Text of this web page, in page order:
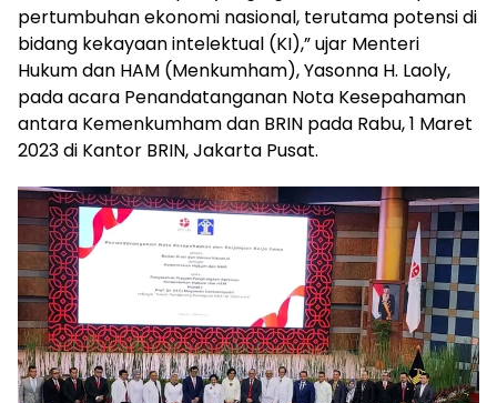
pertumbuhan ekonomi nasional, terutama potensi di
bidang kekayaan intelektual (KI),” ujar Menteri
Hukum dan HAM (Menkumham), Yasonna H. Laoly,
pada acara Penandatanganan Nota Kesepahaman
antara Kemenkumham dan BRIN pada Rabu, 1 Maret
2023 di Kantor BRIN, Jakarta Pusat.